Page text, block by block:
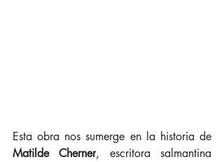
Matilde Cherner, escritora salmantina